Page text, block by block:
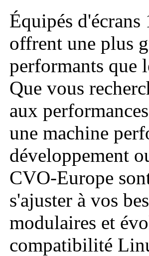
Équipés
offrent une plus
performants que
Que vous
aux
une machine
développement
CVO-Europe
s'ajuster à vos
modulaires et
compatibilité